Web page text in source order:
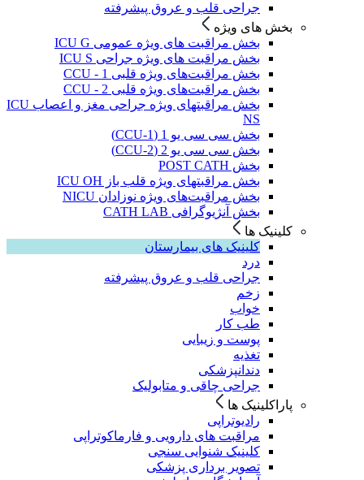
جراحی قلب و عروق پیشرفته
بخش های ویژه
بخش مراقبت های ویژه عمومی ICU G
بخش مراقبت های ویژه جراحی ICU S
بخش مراقبت‌های ویژه قلبی CCU - 1
بخش مراقبت‌های ویژه قلبی CCU - 2
بخش مراقبتهای ویژه جراحی مغز و اعصاب ICU
NS
بخش سی سی یو 1 (CCU-1)
بخش سی سی یو 2 (CCU-2)
بخش POST CATH
بخش مراقبتهای ویژه قلب باز ICU OH
بخش مراقبت‌های ویژه نوزادان NICU
بخش آنژیوگرافی CATH LAB
کلینیک ها
کلینیک های بیمارستان
درد
جراحی قلب و عروق پیشرفته
زخم
خواب
طب کار
پوست و زیبایی
تغذیه
دندانپزشکی
جراحی چاقی و متابولیک
پاراکلینیک ها
رادیوتراپی
مراقبت های دارویی و فارماکوتراپی
کلینیک شنوایی سنجی
تصویر برداری پزشکی